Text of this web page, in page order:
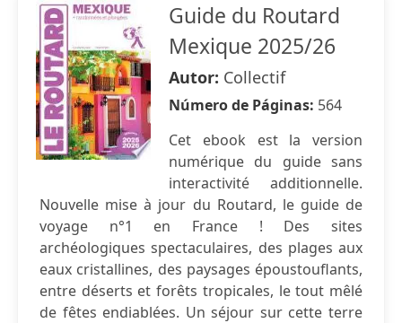
Guide du Routard
Mexique 2025/26
Autor: Collectif
Número de Páginas: 564
Cet ebook est la version
numérique du guide sans
interactivité additionnelle.
Nouvelle mise à jour du Routard, le guide de
voyage n°1 en France ! Des sites
archéologiques spectaculaires, des plages aux
eaux cristallines, des paysages époustouflants,
entre déserts et forêts tropicales, le tout mêlé
de fêtes endiablées. Un séjour sur cette terre